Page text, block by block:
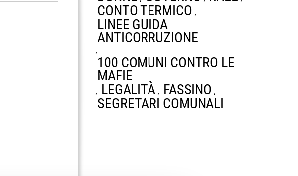
CONTO TERMICO ,
LINEE GUIDA
ANTICORRUZIONE
,
100 COMUNI CONTRO LE
MAFIE
, LEGALITÀ , FASSINO ,
SEGRETARI COMUNALI